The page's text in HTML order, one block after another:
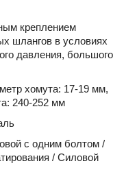
креплением
шлангов в условиях
давления, большого
хомута: 17-19 мм,
240-252 мм
с одним болтом /
/ Силовой